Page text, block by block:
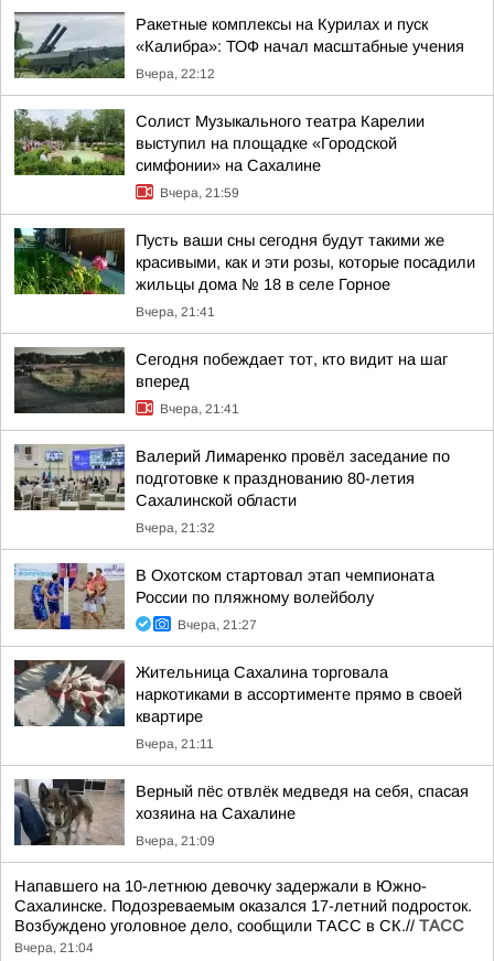
Ракетные комплексы на Курилах и пуск
«Калибра»: ТОФ начал масштабные учения
Вчера, 22:12
Солист Музыкального театра Карелии
выступил на площадке «Городской
симфонии» на Сахалине
Вчера, 21:59
Пусть ваши сны сегодня будут такими же
красивыми, как и эти розы, которые посадили
жильцы дома № 18 в селе Горное
Вчера, 21:41
Сегодня побеждает тот, кто видит на шаг
вперед
Вчера, 21:41
Валерий Лимаренко провёл заседание по
подготовке к празднованию 80-летия
Сахалинской области
Вчера, 21:32
В Охотском стартовал этап чемпионата
России по пляжному волейболу
Вчера, 21:27
Жительница Сахалина торговала
наркотиками в ассортименте прямо в своей
квартире
Вчера, 21:11
Верный пёс отвлёк медведя на себя, спасая
хозяина на Сахалине
Вчера, 21:09
Напавшего на 10-летнюю девочку задержали в Южно-
Сахалинске. Подозреваемым оказался 17-летний подросток.
Возбуждено уголовное дело, сообщили ТАСС в СК.// ТАСС
Вчера, 21:04